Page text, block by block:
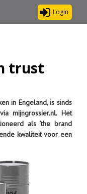
Login
trust
in Engeland, is sinds
mijngrossier.nl. Het
als ‘the brand
kwaliteit voor een